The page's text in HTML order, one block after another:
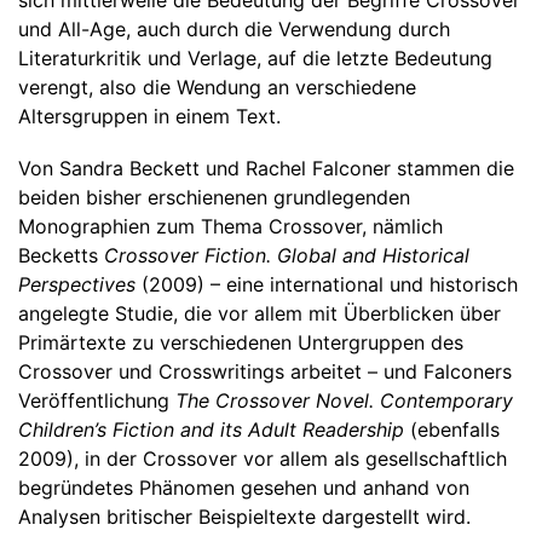
und All-Age, auch durch die Verwendung durch
Literaturkritik und Verlage, auf die letzte Bedeutung
verengt, also die Wendung an verschiedene
Altersgruppen in einem Text.
Von Sandra Beckett und Rachel Falconer stammen die
beiden bisher erschienenen grundlegenden
Monographien zum Thema Crossover, nämlich
Becketts Crossover Fiction. Global and Historical
Perspectives (2009) – eine international und historisch
angelegte Studie, die vor allem mit Überblicken über
Primärtexte zu verschiedenen Untergruppen des
Crossover und Crosswritings arbeitet – und Falconers
Veröffentlichung The Crossover Novel. Contemporary
Children’s Fiction and its Adult Readership (ebenfalls
2009), in der Crossover vor allem als gesellschaftlich
begründetes Phänomen gesehen und anhand von
Analysen britischer Beispieltexte dargestellt wird.